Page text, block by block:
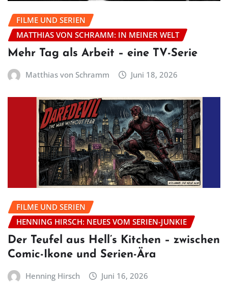
FILME UND SERIEN
MATTHIAS VON SCHRAMM: IN MEINER WELT
Mehr Tag als Arbeit – eine TV-Serie
Matthias von Schramm Juni 18, 2026
FILME UND SERIEN
HENNING HIRSCH: NEUES VOM SERIEN-JUNKIE
Der Teufel aus Hell’s Kitchen – zwischen
Comic-Ikone und Serien-Ära
Henning Hirsch Juni 16, 2026